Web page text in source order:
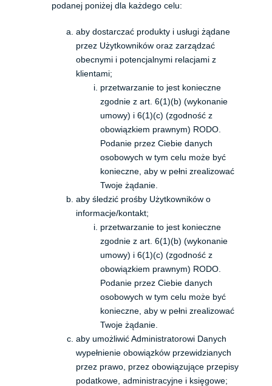
podanej poniżej dla każdego celu:
aby dostarczać produkty i usługi żądane
przez Użytkowników oraz zarządzać
obecnymi i potencjalnymi relacjami z
klientami;
przetwarzanie to jest konieczne
zgodnie z art. 6(1)(b) (wykonanie
umowy) i 6(1)(c) (zgodność z
obowiązkiem prawnym) RODO.
Podanie przez Ciebie danych
osobowych w tym celu może być
konieczne, aby w pełni zrealizować
Twoje żądanie.
aby śledzić prośby Użytkowników o
informacje/kontakt;
przetwarzanie to jest konieczne
zgodnie z art. 6(1)(b) (wykonanie
umowy) i 6(1)(c) (zgodność z
obowiązkiem prawnym) RODO.
Podanie przez Ciebie danych
osobowych w tym celu może być
konieczne, aby w pełni zrealizować
Twoje żądanie.
aby umożliwić Administratorowi Danych
wypełnienie obowiązków przewidzianych
przez prawo, przez obowiązujące przepisy
podatkowe, administracyjne i księgowe;